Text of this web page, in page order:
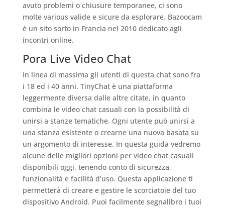
avuto problemi o chiusure temporanee, ci sono
molte various valide e sicure da esplorare. Bazoocam
è un sito sorto in Francia nel 2010 dedicato agli
incontri online.
Pora Live Video Chat
In linea di massima gli utenti di questa chat sono fra
i 18 ed i 40 anni. TinyChat è una piattaforma
leggermente diversa dalle altre citate, in quanto
combina le video chat casuali con la possibilità di
unirsi a stanze tematiche. Ogni utente può unirsi a
una stanza esistente o crearne una nuova basata su
un argomento di interesse. In questa guida vedremo
alcune delle migliori opzioni per video chat casuali
disponibili oggi, tenendo conto di sicurezza,
funzionalità e facilità d’uso. Questa applicazione ti
permetterà di creare e gestire le scorciatoie del tuo
dispositivo Android. Puoi facilmente segnalibro i tuoi